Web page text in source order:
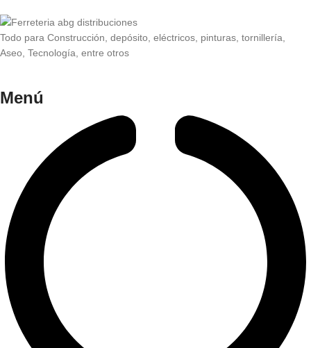
Todo para Construcción, depósito, eléctricos, pinturas, tornillería,
Aseo, Tecnología, entre otros
Menú